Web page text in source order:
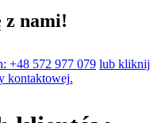
z nami!
+48 572 977 079 lub kliknij
kontaktowej.